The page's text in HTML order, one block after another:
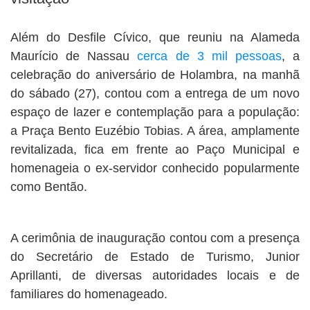
Além do Desfile Cívico, que reuniu na Alameda
Maurício de Nassaucerca de 3 mil pessoas, a
celebração do aniversário de Holambra, na manhã
do sábado (27), contou com a entrega de um novo
espaço de lazer e contemplação para a população:
a Praça Bento Euzébio Tobias. A área, amplamente
revitalizada, fica em frente ao Paço Municipal e
homenageia o ex-servidor conhecido popularmente
como Bentão.
A cerimônia de inauguração contou com a presença
do Secretário de Estado de Turismo, Junior
Aprillanti, de diversas autoridades locais e de
familiares do homenageado.